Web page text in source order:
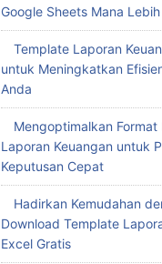
Google Sheets Mana
Template Laporan
untuk Meningkatkan
Anda
Mengoptimalkan Format
Laporan Keuangan untuk
Keputusan Cepat
Hadirkan Kemudahan
Download Template
Excel Gratis